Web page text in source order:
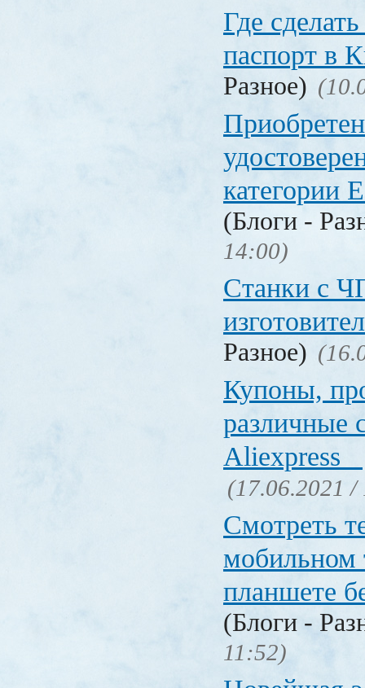
Где
паспорт в
Разное)
категории
(Блоги -
14:00)
Станки с
Разное)
Купоны,
различные
Aliexpress
(17.06.2021 /
Смотреть
мобильном
планшете
(Блоги -
11:52)